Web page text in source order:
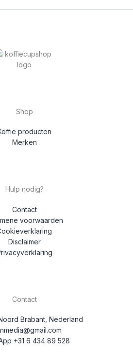
Shop
producten
Merken
Hulp nodig?
Contact
voorwaarden
Disclaimer
Contact
Brabant, Nederland
+31 6 434 89 528